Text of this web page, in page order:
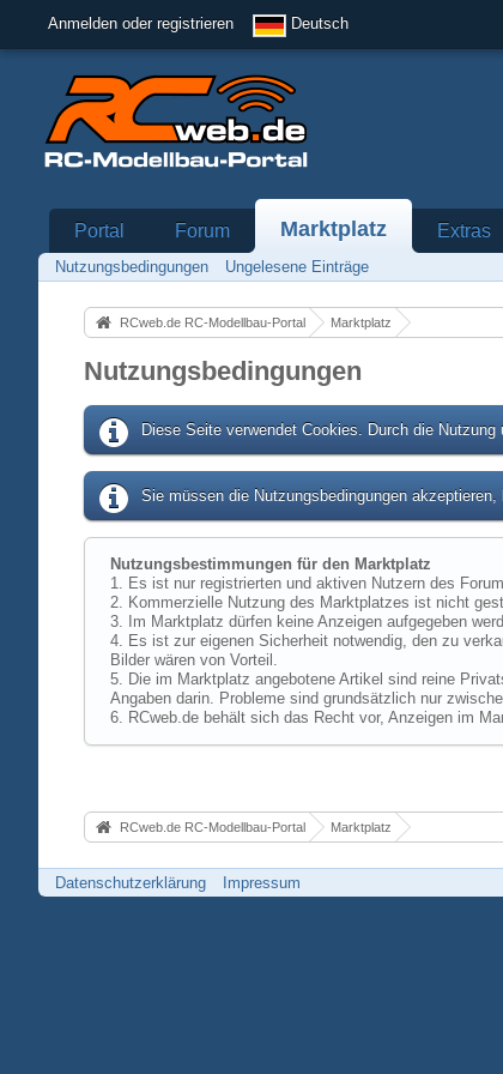
Anmelden oder registrieren Deutsch
Portal Forum Marktplatz Extras
Nutzungsbedingungen Ungelesene Einträge
RCweb.de RC-Modellbau-Portal Marktplatz
Nutzungsbedingungen
Diese Seite verwendet Cookies. Durch die
Sie müssen die Nutzungsbedingungen
Nutzungsbestimmungen für den Marktplatz
1. Es ist nur registrierten und aktiven Nutzern des
2. Kommerzielle Nutzung des Marktplatzes ist nicht
3. Im Marktplatz dürfen keine Anzeigen aufgegeben
4. Es ist zur eigenen Sicherheit notwendig, den zu
Bilder wären von Vorteil.
5. Die im Marktplatz angebotene Artikel sind reine
Angaben darin. Probleme sind grundsätzlich nur
6. RCweb.de behält sich das Recht vor, Anzeigen im
RCweb.de RC-Modellbau-Portal Marktplatz
Datenschutzerklärung Impressum